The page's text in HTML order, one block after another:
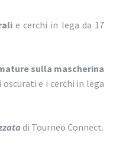
e cerchi in lega da 17
sulla mascherina
e i cerchi in lega
di Tourneo Connect.